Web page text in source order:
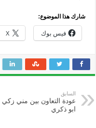
شارك هذا الموضوع:
فيس بوك X
السابق
عودة التعاون بين مني زكي
ابو ذكري